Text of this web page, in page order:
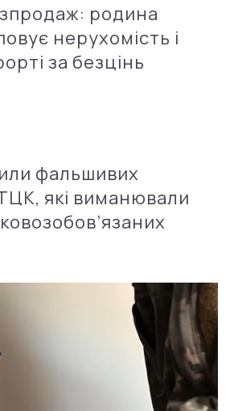
родина
нерухомість і
за безцінь
фальшивих
які виманювали